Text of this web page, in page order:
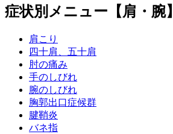
症状別メニュー【肩・腕】
肩こり
四十肩、五十肩
肘の痛み
手のしびれ
腕のしびれ
胸郭出口症候群
腱鞘炎
バネ指